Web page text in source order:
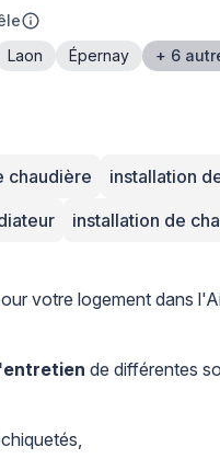
Laon Épernay
chaudière installation
installation de
votre logement dans
de différentes